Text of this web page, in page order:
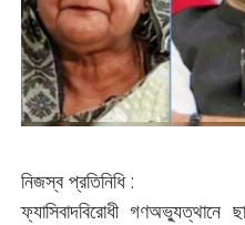
নিজস্ব প্রতিনিধি :
ফ্যাসিবাদবিরোধী